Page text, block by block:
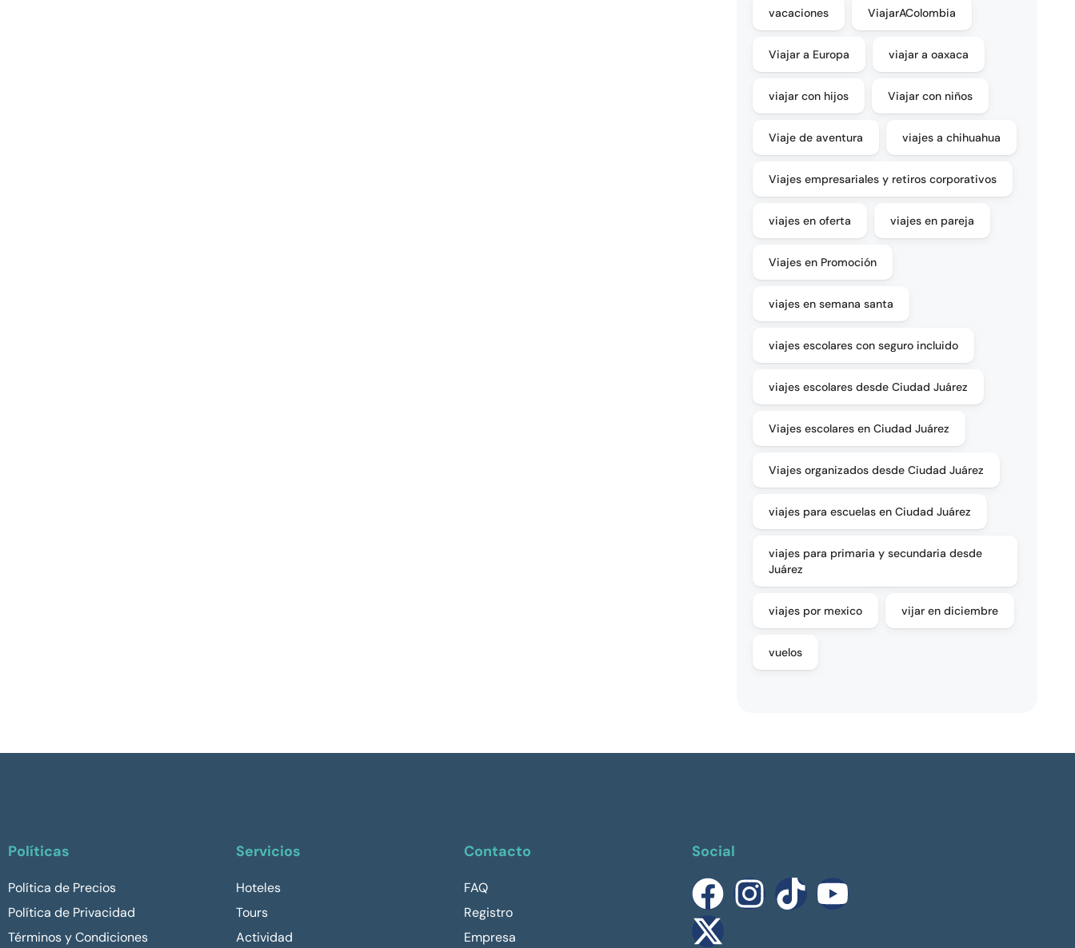
vacaciones ViajarAColombia
Viajar a Europa viajar a oaxaca
viajar con hijos Viajar con niños
Viaje de aventura viajes a chihuahua
Viajes empresariales y retiros corporativos
viajes en oferta viajes en pareja
Viajes en Promoción
viajes en semana santa
viajes escolares con seguro incluido
viajes escolares desde Ciudad Juárez
Viajes escolares en Ciudad Juárez
Viajes organizados desde Ciudad Juárez
viajes para escuelas en Ciudad Juárez
viajes para primaria y secundaria desde
Juárez
viajes por mexico vijar en diciembre
vuelos
Políticas
Política de Precios
Política de Privacidad
Términos y Condiciones
Servicios
Hoteles
Tours
Actividad
Contacto
FAQ
Registro
Empresa
Social